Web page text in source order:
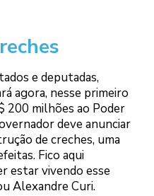
e deputadas,
agora, nesse primeiro
200 milhões ao Poder
deve anunciar
de creches, uma
Fico aqui
estar vivendo esse
Alexandre Curi.